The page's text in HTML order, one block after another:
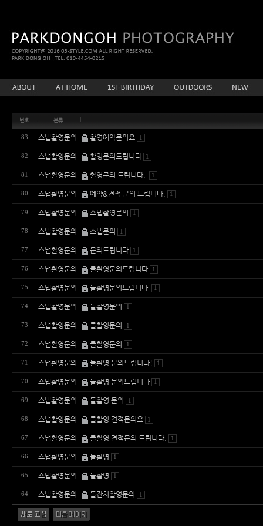
번호 분류
83 스냅촬영문의 촬영예약문의요 1
82 스냅촬영문의 촬영문의드립니다 1
81 스냅촬영문의 촬영문의 드립니다. 1
80 스냅촬영문의 예약&견적 문의 드립니다. 1
79 스냅촬영문의 스냅촬영문의 1
78 스냅촬영문의 스냅문의 1
77 스냅촬영문의 문의드립니다 1
76 스냅촬영문의 돌촬영문의드립니다 1
75 스냅촬영문의 돌촬영문의드립니다 1
74 스냅촬영문의 돌촬영문의 1
73 스냅촬영문의 돌촬영문의 1
72 스냅촬영문의 돌촬영문의 1
71 스냅촬영문의 돌촬영 문의드립니다! 1
70 스냅촬영문의 돌촬영 문의드립니다 1
69 스냅촬영문의 돌촬영 문의 1
68 스냅촬영문의 돌촬영 견적문의요 1
67 스냅촬영문의 돌촬영 견적문의 드립니다. 1
66 스냅촬영문의 돌촬영 1
65 스냅촬영문의 돌촬영 1
64 스냅촬영문의 돌잔치촬영문의 1